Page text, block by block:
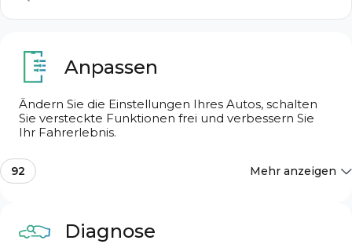
Suchfunktionen
Anpassen
Ändern Sie die Einstellungen Ihres Autos, schalten
Sie versteckte Funktionen frei und verbessern Sie
Ihr Fahrerlebnis.
92 Mehr anzeigen
Diagnose